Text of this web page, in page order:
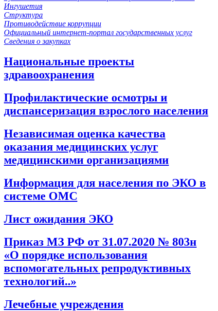
Ингушетия
Структура
Противодействие коррупции
Официальный интернет-портал государственных услуг
Сведения о закупках
Национальные проекты
здравоохранения
Профилактические осмотры и
диспансеризация взрослого населения
Независимая оценка качества
оказания медицинских услуг
медицинскими организациями
Информация для населения по ЭКО в
системе ОМС
Лист ожидания ЭКО
Приказ МЗ РФ от 31.07.2020 № 803н
«О порядке использования
вспомогательных репродуктивных
технологий..»
Лечебные учреждения